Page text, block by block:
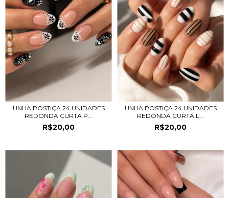
UNHA POSTIÇA 24 UNIDADES
REDONDA CURTA P...
R$20,00
UNHA POSTIÇA 24 UNIDADES
REDONDA CURTA L...
R$20,00